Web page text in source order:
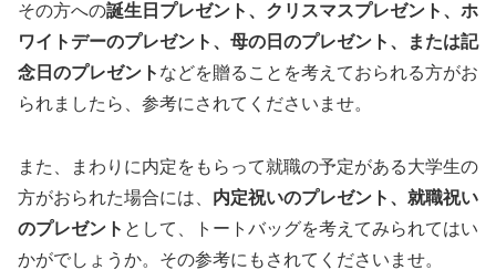
その方への誕生日プレゼント、クリスマスプレゼント、ホ
ワイトデーのプレゼント、母の日のプレゼント、または記
念日のプレゼント などを贈ることを考えておられる方がお
られましたら、参考にされてくださいませ。
また、まわりに内定をもらって就職の予定がある大学生の
方がおられた場合には、 内定祝いのプレゼント、就職祝い
のプレゼント として、トートバッグを考えてみられてはい
かがでしょうか。その参考にもされてくださいませ。